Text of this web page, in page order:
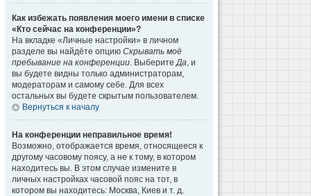
Как избежать появления моего имени в списке
«Кто сейчас на конференции»?
На вкладке «Личные настройки» в личном
разделе вы найдёте опцию Скрывать моё
пребывание на конференции. ВыберитеДа, и
вы будете видны только администраторам,
модераторам и самому себе. Для всех
остальных вы будете скрытым пользователем.
Вернуться к началу
На конференции неправильное время!
Возможно, отображается время, относящееся к
другому часовому поясу, а не к тому, в котором
находитесь вы. В этом случае измените в
личных настройках часовой пояс на тот, в
котором вы находитесь: Москва, Киев и т. д.